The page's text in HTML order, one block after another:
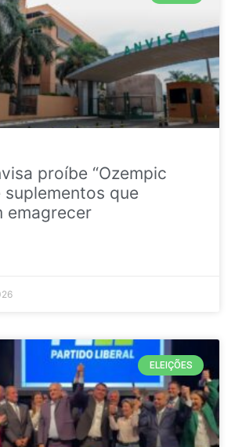
proíbe “Ozempic
suplementos que
emagrecer
ELEIÇÕES